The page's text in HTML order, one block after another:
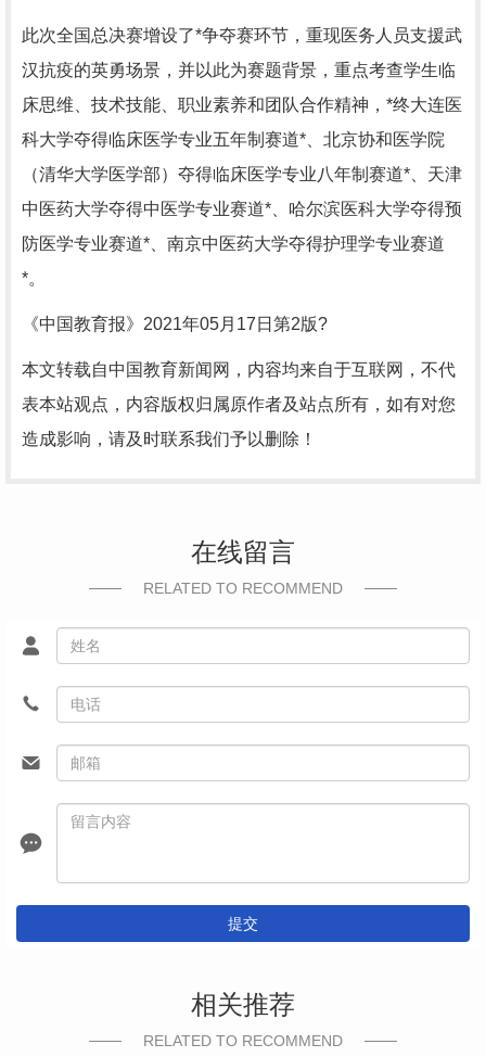
此次全国总决赛增设了*争夺赛环节，重现医务人员支援武
汉抗疫的英勇场景，并以此为赛题背景，重点考查学生临
床思维、技术技能、职业素养和团队合作精神，*终大连医
科大学夺得临床医学专业五年制赛道*、北京协和医学院
（清华大学医学部）夺得临床医学专业八年制赛道*、天津
中医药大学夺得中医学专业赛道*、哈尔滨医科大学夺得预
防医学专业赛道*、南京中医药大学夺得护理学专业赛道
*。
《中国教育报》2021年05月17日第2版?
本文转载自中国教育新闻网，内容均来自于互联网，不代
表本站观点，内容版权归属原作者及站点所有，如有对您
造成影响，请及时联系我们予以删除！
在线留言
RELATED TO RECOMMEND
提交
相关推荐
RELATED TO RECOMMEND